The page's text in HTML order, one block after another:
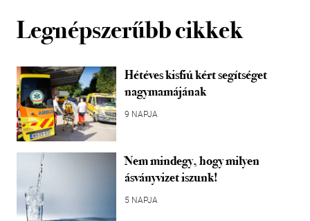
Legnépszerűbb cikkek
Hétéves kisfiú kért segítséget
nagymamájának
9 NAPJA
Nem mindegy, hogy milyen
ásványvizet iszunk!
5 NAPJA